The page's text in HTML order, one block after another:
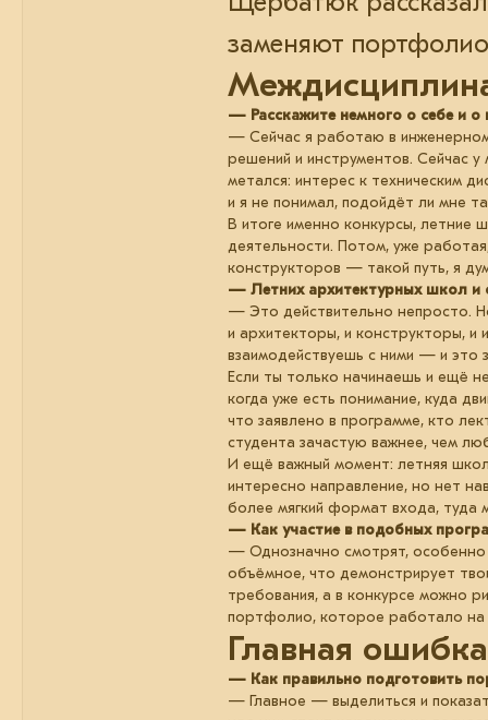
заменяют
— Расскажите немного о себе и о
— Сейчас я работаю в
решений и инструментов. Сейчас
метался: интерес к техническим
и я не понимал, подойдёт ли мне
В итоге именно конкурсы, летние
деятельности. Потом, уже
конструкторов — такой путь, я
— Летних архитектурных школ и
— Это действительно непросто.
и архитекторы, и конструкторы, и
взаимодействуешь с ними — и это
Если ты только начинаешь и ещё
когда уже есть понимание, куда
что заявлено в программе, кто
студента зачастую важнее, чем
И ещё важный момент: летняя
интересно направление, но нет
более мягкий формат входа, туда
— Как участие в подобных
— Однозначно смотрят, особенно
объёмное, что демонстрирует
требования, а в конкурсе можно
портфолио, которое работало на
Главная
— Как правильно подготовить
— Главное — выделиться и